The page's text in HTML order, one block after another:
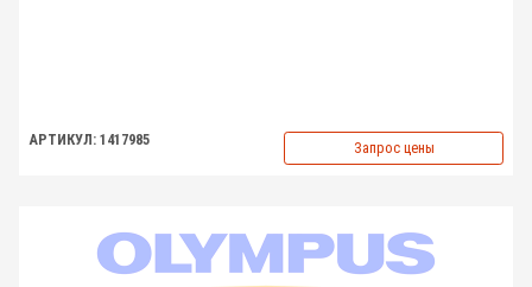
АРТИКУЛ: 1417985 Запрос цены